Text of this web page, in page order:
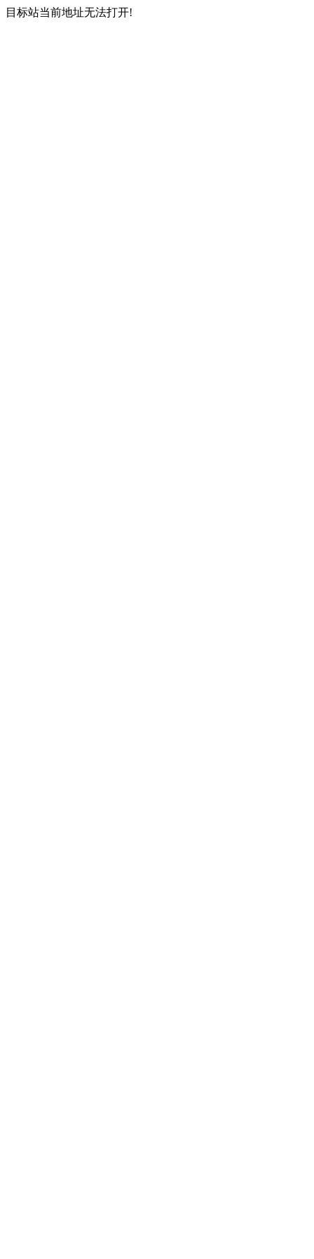
目标站当前地址无法打开!